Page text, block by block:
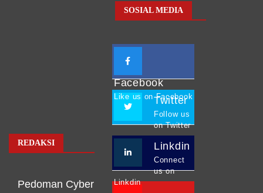
REDAKSI
Pedoman Cyber
SOSIAL MEDIA
Facebook
Like us on Facebook
Twitter
Follow us
on Twitter
Linkdin
Connect
us on
Linkdin